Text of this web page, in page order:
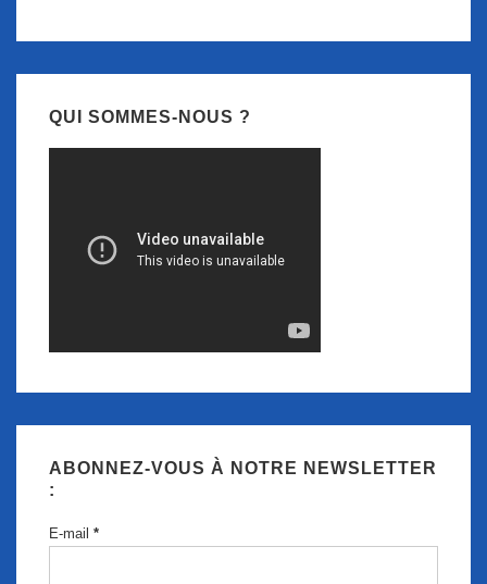
QUI SOMMES-NOUS ?
ABONNEZ-VOUS À NOTRE NEWSLETTER
:
E-mail *